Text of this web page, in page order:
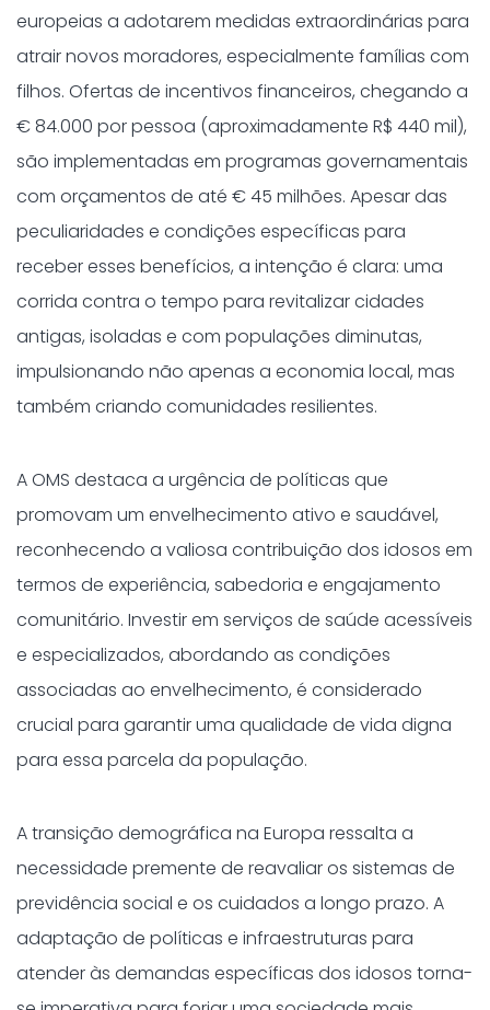
europeias a adotarem medidas extraordinárias para
atrair novos moradores, especialmente famílias com
filhos. Ofertas de incentivos financeiros, chegando a
€ 84.000 por pessoa (aproximadamente R$ 440 mil),
são implementadas em programas governamentais
com orçamentos de até € 45 milhões. Apesar das
peculiaridades e condições específicas para
receber esses benefícios, a intenção é clara: uma
corrida contra o tempo para revitalizar cidades
antigas, isoladas e com populações diminutas,
impulsionando não apenas a economia local, mas
também criando comunidades resilientes.
A OMS destaca a urgência de políticas que
promovam um envelhecimento ativo e saudável,
reconhecendo a valiosa contribuição dos idosos em
termos de experiência, sabedoria e engajamento
comunitário. Investir em serviços de saúde acessíveis
e especializados, abordando as condições
associadas ao envelhecimento, é considerado
crucial para garantir uma qualidade de vida digna
para essa parcela da população.
A transição demográfica na Europa ressalta a
necessidade premente de reavaliar os sistemas de
previdência social e os cuidados a longo prazo. A
adaptação de políticas e infraestruturas para
atender às demandas específicas dos idosos torna-